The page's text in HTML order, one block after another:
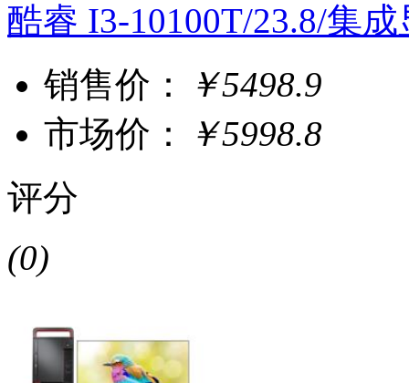
酷睿 I3-10100T/23.8/集成
销售价：
￥5498.9
市场价：
￥5998.8
评分
(0)